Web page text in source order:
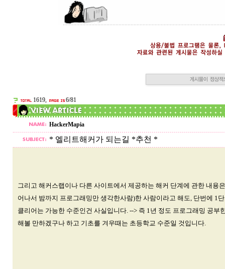
1619, 6/81
HackerMapia
* 엘리트해커가 되는길 *추천 *
그리고 해커스랩이나 다른 사이트에서 제공하는 해커 단계에 관한 내용
어나서 밤까지 프로그래밍만 생각한사람)한 사람이라고 해도, 단번에 1
클리어는 가능한 수준인건 사실입니다. --> 즉 1년 정도 프로그래밍 공
해볼 만하겠구나 하고 기초를 겨우때는 초등학교 수준일 것입니다.